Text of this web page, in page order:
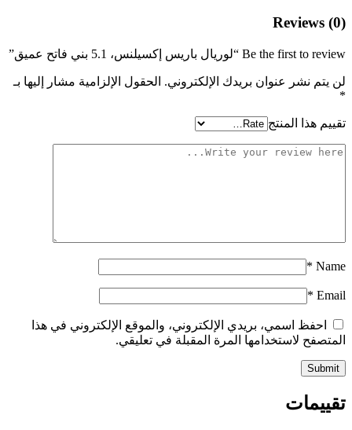
Reviews (0)
Be the first to review “لوريال باريس إكسيلنس، 5.1 بني فاتح عميق”
لن يتم نشر عنوان بريدك الإلكتروني. الحقول الإلزامية مشار إليها بـ
*
تقييم هذا المنتج
Name
*
Email
*
احفظ اسمي، بريدي الإلكتروني، والموقع الإلكتروني في هذا
المتصفح لاستخدامها المرة المقبلة في تعليقي.
تقييمات